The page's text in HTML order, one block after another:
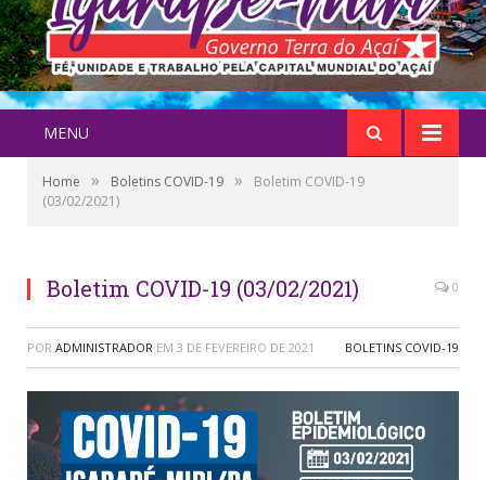
MENU
Home » Boletins COVID-19 »
Boletim COVID-19
(03/02/2021)
Boletim COVID-19 (03/02/2021) 0
POR ADMINISTRADOR EM 3 DE FEVEREIRO DE 2021 BOLETINS COVID-19